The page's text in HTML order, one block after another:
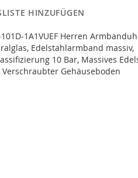
HINZUFÜGEN
1A1VUEF Herren
Edelstahlarmband massiv,
10 Bar, Massives
Gehäuseboden